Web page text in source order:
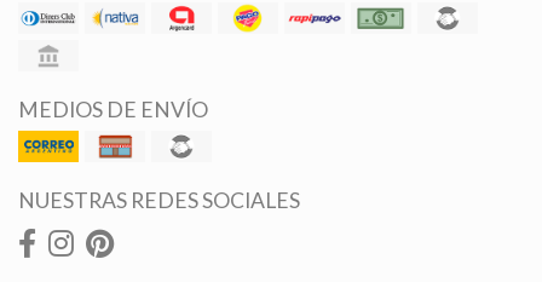
MEDIOS DE ENVÍO
NUESTRAS REDES SOCIALES